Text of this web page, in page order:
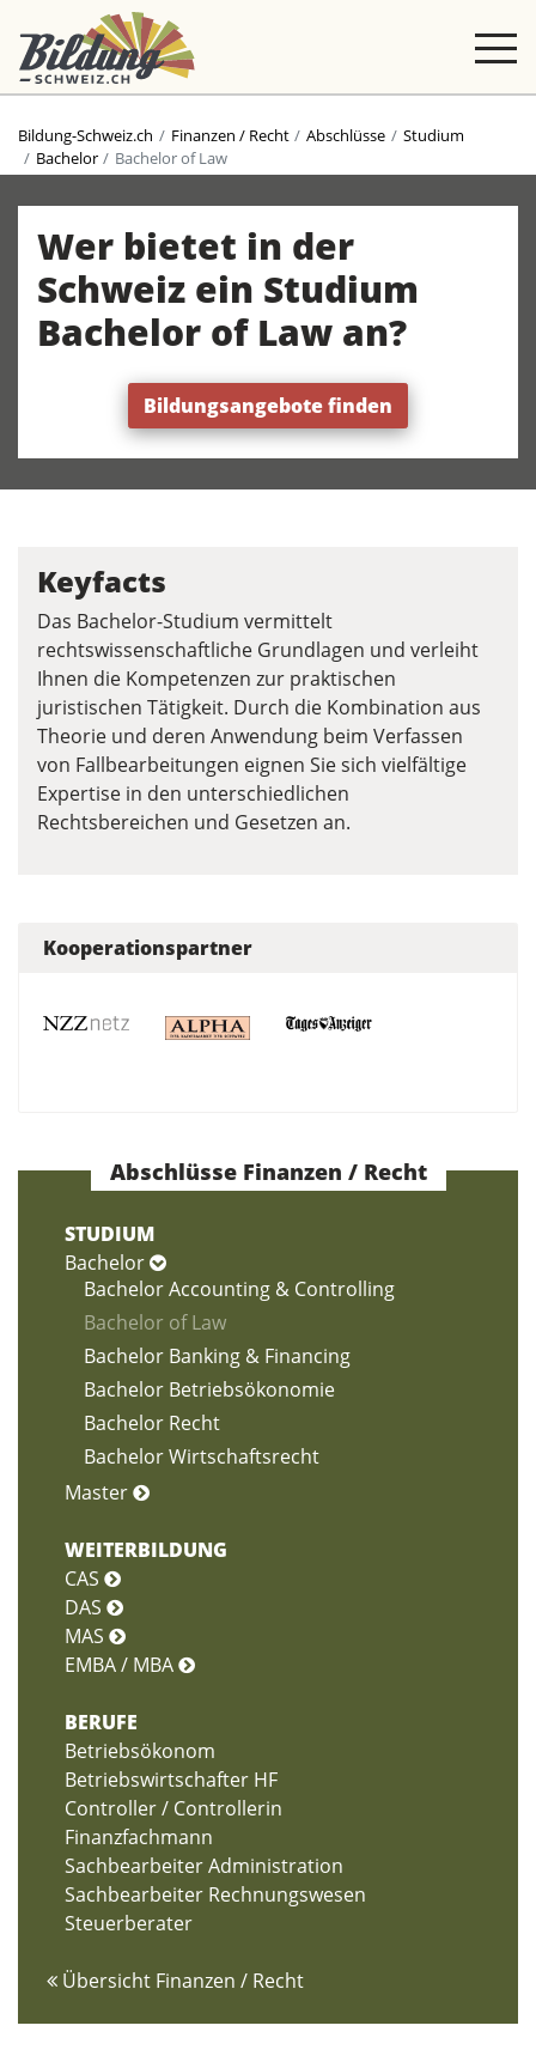
Bildung-Schweiz.ch Finanzen / Recht Abschlüsse
Studium
Bachelor
Bachelor of Law
Wer bietet in der
Schweiz ein Studium
Bachelor of Law an?
Bildungsangebote finden
Keyfacts
Das Bachelor-Studium vermittelt
rechtswissenschaftliche Grundlagen und verleiht
Ihnen die Kompetenzen zur praktischen
juristischen Tätigkeit. Durch die Kombination aus
Theorie und deren Anwendung beim Verfassen
von Fallbearbeitungen eignen Sie sich vielfältige
Expertise in den unterschiedlichen
Rechtsbereichen und Gesetzen an.
Kooperationspartner
Abschlüsse Finanzen / Recht
STUDIUM
Bachelor
Bachelor Accounting & Controlling
Bachelor of Law
Bachelor Banking & Financing
Bachelor Betriebsökonomie
Bachelor Recht
Bachelor Wirtschaftsrecht
Master
WEITERBILDUNG
CAS
DAS
MAS
EMBA / MBA
BERUFE
Betriebsökonom
Betriebswirtschafter HF
Controller / Controllerin
Finanzfachmann
Sachbearbeiter Administration
Sachbearbeiter Rechnungswesen
Steuerberater
Übersicht Finanzen / Recht